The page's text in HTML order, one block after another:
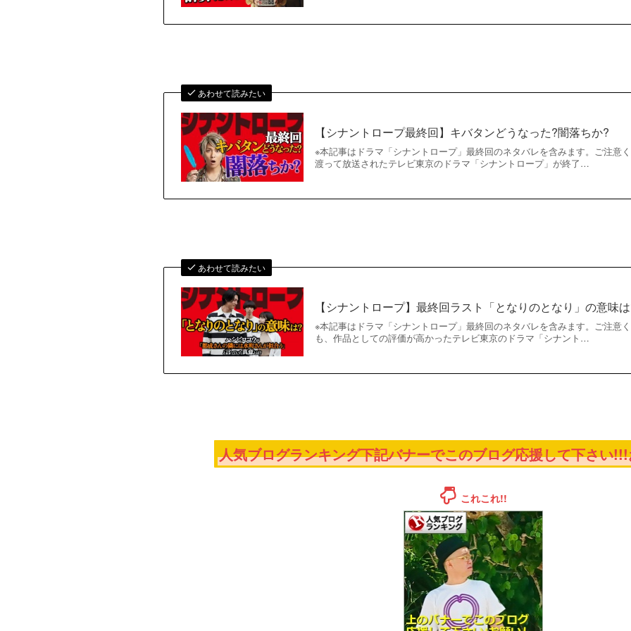
あわせて読みたい
【シナントロープ最終回】キバタンどうなった?闇落ちか?
※本記事はドラマ「シナントロープ」最終回のネタバレを含みます。ご注意
渡って放送されたテレビ東京のドラマ「シナントロープ」が終了…
あわせて読みたい
【シナントロープ】最終回ラスト「となりのとなり」の意味
※本記事はドラマ「シナントロープ」最終回のネタバレを含みます。ご注意
も、作品としての評価が高かったテレビ東京のドラマ「シナント…
人気ブログランキング下記バナーでこのブログ応援して下さい
これこれ!!